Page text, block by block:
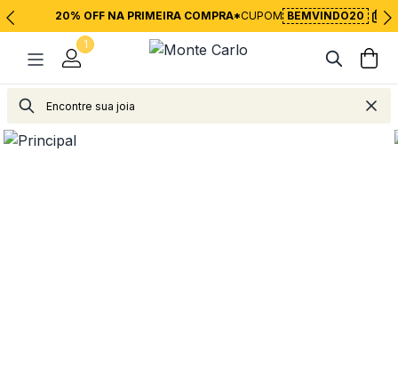
20% OFF NA PRIMEIRA COMPRA*CUPOM BEMVINDO20
1
Joias